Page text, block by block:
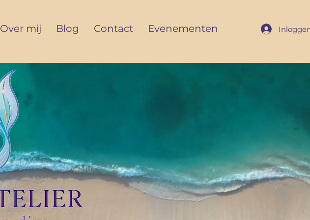
Over mij Blog Contact Evenementen